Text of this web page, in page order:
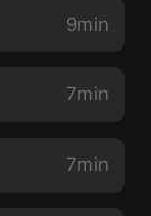
9min
7min
7min